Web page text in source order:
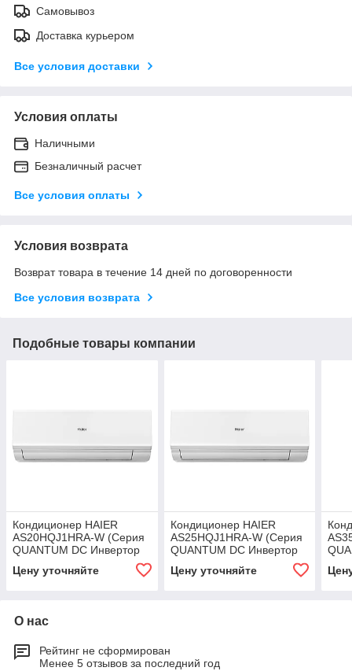
Самовывоз
Доставка курьером
Все условия доставки
Условия оплаты
Наличными
Безналичный расчет
Все условия оплаты
Условия возврата
Возврат товара в течение 14 дней по договоренности
Все условия возврата
Подобные товары компании
Кондиционер HAIER
AS20HQJ1HRA-W (Серия
QUANTUM DC Инвертор
Цену уточняйте
Кондиционер HAIER
AS25HQJ1HRA-W (Серия
QUANTUM DC Инвертор
Цену уточняйте
О нас
Рейтинг не сформирован
Менее 5 отзывов за последний год